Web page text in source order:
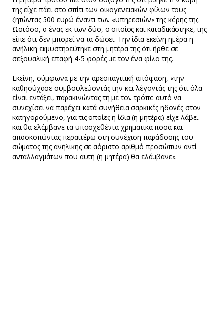
της είχε πάει στο σπίτι των οικογενειακών φίλων τους
ζητώντας 500 ευρώ έναντι των «υπηρεσιών» της κόρης της.
Ωστόσο, ο ένας εκ των δύο, ο οποίος και καταδικάστηκε, της
είπε ότι δεν μπορεί να τα δώσει. Την ίδια εκείνη ημέρα η
ανήλικη εκμυστηρεύτηκε στη μητέρα της ότι ήρθε σε
σεξουαλική επαφή 4-5 φορές με τον ένα φίλο της.
Εκείνη, σύμφωνα με την αρεοπαγιτική απόφαση, «την
καθησύχασε συμβουλεύοντάς την και λέγοντάς της ότι όλα
είναι εντάξει, παρακινώντας τη με τον τρόπο αυτό να
συνεχίσει να παρέχει κατά συνήθεια σαρκικές ηδονές στον
κατηγορούμενο, για τις οποίες η ίδια (η μητέρα) είχε λάβει
και θα ελάμβανε τα υποσχεθέντα χρηματικά ποσά και
αποσκοπώντας περαιτέρω στη συνέχιση παράδοσης του
σώματος της ανήλικης σε αόριστο αριθμό προσώπων αντί
ανταλλαγμάτων που αυτή (η μητέρα) θα ελάμβανε».